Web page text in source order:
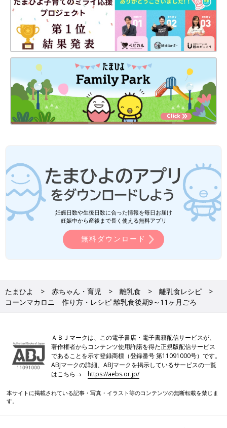
Amazonで見る
いつから？進め方は？初期から完了期まで 食材・レシピも動画
で分かる きほんの離乳食
妊娠日数や生後日数に合った情報を毎日お届け
妊娠中から産後まで長く使える無料アプリ
無料ダウンロード
たまひよ 赤ちゃん・育児 離乳食
離乳食レシピ
コーンマカロニ 作り方・レシピ 離乳食後期9～11ヶ月ごろ
ＡＢＪマークは、この電子書店・電子書籍配信サービスが、
著作権者からコンテンツ使用許諾を得た正規版配信サービス
であることを示す登録商標（登録番号 第11091000号）です。
ABJマークの詳細、ABJマークを掲示しているサービスの一覧
はこちら→https://aebs.or.jp/
本サイトに掲載されている記事・写真・イラスト等のコンテンツの無断転載を禁じま
す。